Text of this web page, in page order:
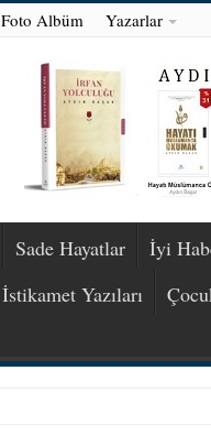
Foto Albüm Yazarlar
Sade Hayatlar İyi
İstikamet Yazıları